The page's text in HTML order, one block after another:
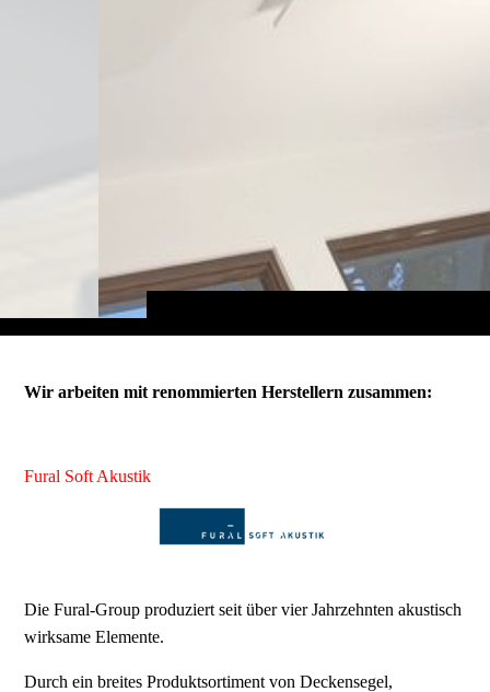
Wir arbeiten mit renommierten Herstellern zusammen:
Fural Soft Akustik
Die Fural-Group produziert seit über vier Jahrzehnten akustisch
wirksame Elemente.
Durch ein breites Produktsortiment von Deckensegel,